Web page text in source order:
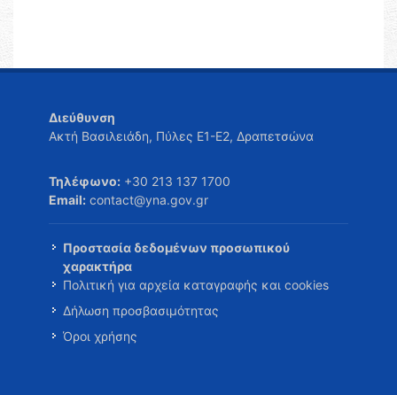
Διεύθυνση
Ακτή Βασιλειάδη, Πύλες Ε1-Ε2, Δραπετσώνα
Τηλέφωνο: +30 213 137 1700
Email: contact@yna.gov.gr
Προστασία δεδομένων προσωπικού
χαρακτήρα
Πολιτική για αρχεία καταγραφής και cookies
Δήλωση προσβασιμότητας
Όροι χρήσης